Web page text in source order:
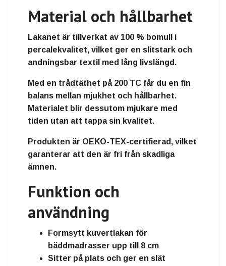
Material och hållbarhet
Lakanet är tillverkat av 100 % bomull i
percalekvalitet, vilket ger en slitstark och
andningsbar textil med lång livslängd.
Med en trådtäthet på 200 TC får du en fin
balans mellan mjukhet och hållbarhet.
Materialet blir dessutom mjukare med
tiden utan att tappa sin kvalitet.
Produkten är OEKO-TEX-certifierad , vilket
garanterar att den är fri från skadliga
ämnen.
Funktion och
användning
Formsytt kuvertlakan för
bäddmadrasser upp till 8 cm
Sitter på plats och ger en slät